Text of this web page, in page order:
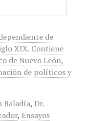
de
XIX. Contiene
de Nuevo León,
de políticos y
Baladía, Dr.
, Ensayos